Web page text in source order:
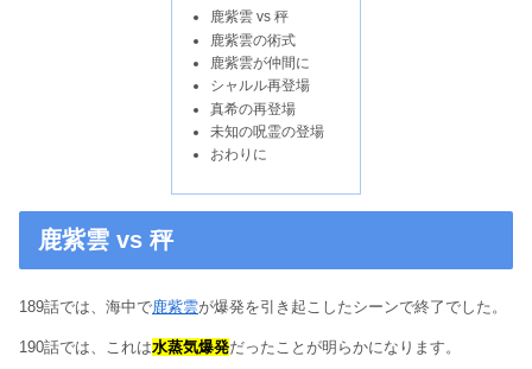
鹿紫雲 vs 秤
鹿紫雲の術式
鹿紫雲が仲間に
シャルル再登場
真希の再登場
未知の呪霊の登場
おわりに
鹿紫雲 vs 秤
189話では、海中で鹿紫雲が爆発を引き起こしたシーンで終了でした。
190話では、これは水蒸気爆発だったことが明らかになります。